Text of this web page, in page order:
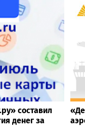
составил
денег за